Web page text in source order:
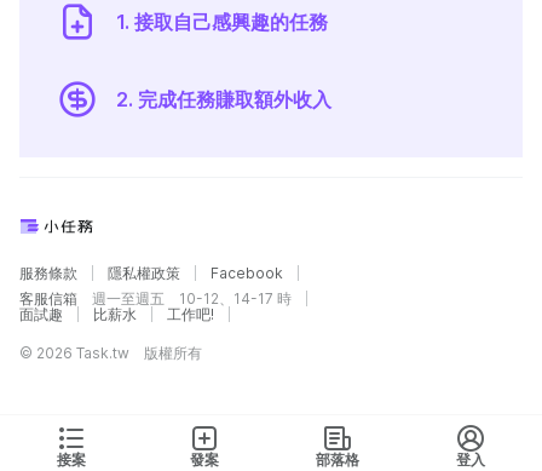
接案 發案 部落格 登入
1. 接取自己感興趣的任務
2. 完成任務賺取額外收入
服務條款 隱私權政策
Facebook
客服信箱
週一至週五 10-12、14-17 時
面試趣
比薪水 工作吧!
© 2026 Task.tw 版權所有